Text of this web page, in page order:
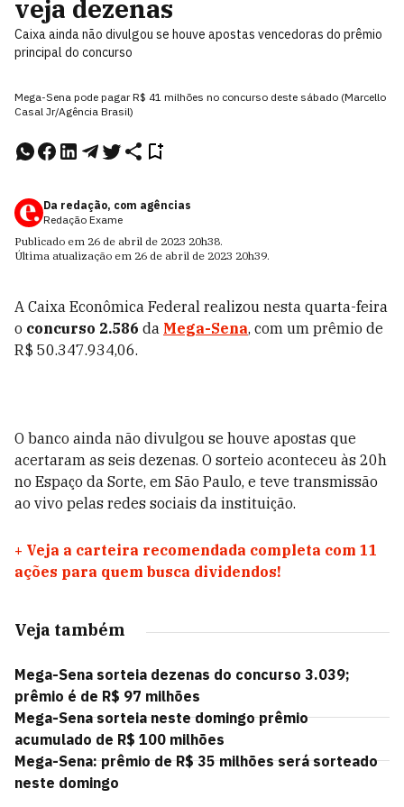
veja dezenas
Caixa ainda não divulgou se houve apostas vencedoras do prêmio
principal do concurso
Mega-Sena pode pagar R$ 41 milhões no concurso deste sábado (Marcello
Casal Jr/Agência Brasil)
Da redação, com agências
Redação Exame
Publicado em 26 de abril de 2023 20h38.
Última atualização em 26 de abril de 2023 20h39.
A Caixa Econômica Federal realizou nesta quarta-feira
o concurso 2.586 da Mega-Sena, com um prêmio de
R$ 50.347.934,06.
O banco ainda não divulgou se houve apostas que
acertaram as seis dezenas. O sorteio aconteceu às 20h
no Espaço da Sorte, em São Paulo, e teve transmissão
ao vivo pelas redes sociais da instituição.
+ Veja a carteira recomendada completa com 11
ações para quem busca dividendos!
Veja também
Mega-Sena sorteia dezenas do concurso 3.039;
prêmio é de R$ 97 milhões
Mega-Sena sorteia neste domingo prêmio
acumulado de R$ 100 milhões
Mega-Sena: prêmio de R$ 35 milhões será sorteado
neste domingo